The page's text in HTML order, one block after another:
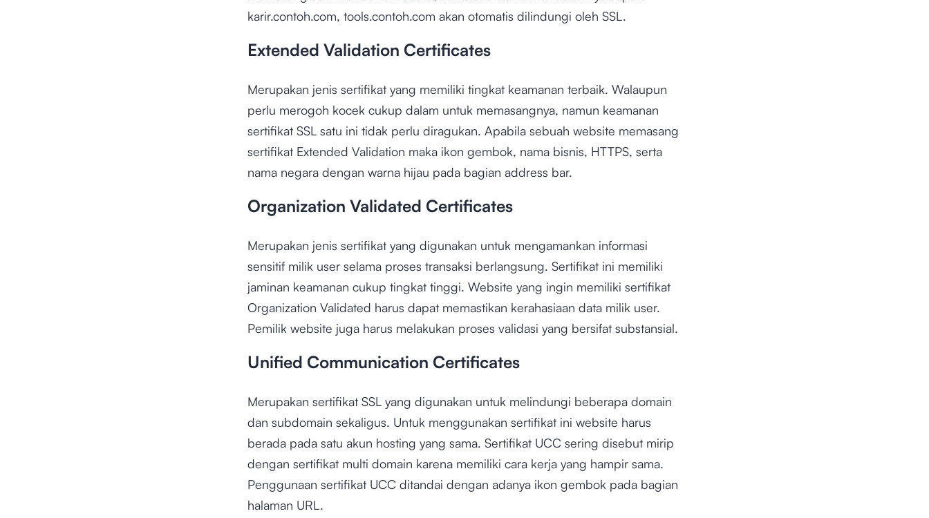
karir.contoh.com, tools.contoh.com akan otomatis dilindungi oleh SSL.
Extended Validation Certificates
Merupakan jenis sertifikat yang memiliki tingkat keamanan terbaik. Walaupun
perlu merogoh kocek cukup dalam untuk memasangnya, namun keamanan
sertifikat SSL satu ini tidak perlu diragukan. Apabila sebuah website memasang
sertifikat Extended Validation maka ikon gembok, nama bisnis, HTTPS, serta
nama negara dengan warna hijau pada bagian address bar.
Organization Validated Certificates
Merupakan jenis sertifikat yang digunakan untuk mengamankan informasi
sensitif milik user selama proses transaksi berlangsung. Sertifikat ini memiliki
jaminan keamanan cukup tingkat tinggi. Website yang ingin memiliki sertifikat
Organization Validated harus dapat memastikan kerahasiaan data milik user.
Pemilik website juga harus melakukan proses validasi yang bersifat substansial.
Unified Communication Certificates
Merupakan sertifikat SSL yang digunakan untuk melindungi beberapa domain
dan subdomain sekaligus. Untuk menggunakan sertifikat ini website harus
berada pada satu akun hosting yang sama. Sertifikat UCC sering disebut mirip
dengan sertifikat multi domain karena memiliki cara kerja yang hampir sama.
Penggunaan sertifikat UCC ditandai dengan adanya ikon gembok pada bagian
halaman URL.